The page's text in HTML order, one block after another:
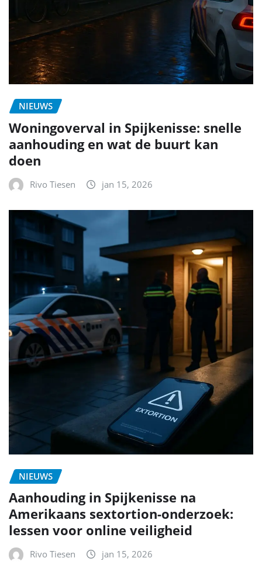
NIEUWS
Woningoverval in Spijkenisse: snelle
aanhouding en wat de buurt kan
doen
Rivo Tiesen jan 15, 2026
NIEUWS
Aanhouding in Spijkenisse na
Amerikaans sextortion-onderzoek:
lessen voor online veiligheid
Rivo Tiesen jan 15, 2026